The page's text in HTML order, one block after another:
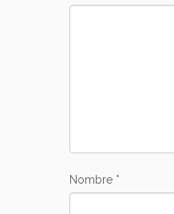
Nombre *